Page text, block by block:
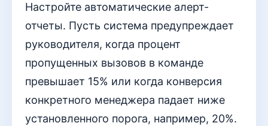
Настройте автоматические алерт-
отчеты. Пусть система предупреждает
руководителя, когда процент
пропущенных вызовов в команде
превышает 15% или когда конверсия
конкретного менеджера падает ниже
установленного порога, например, 20%.